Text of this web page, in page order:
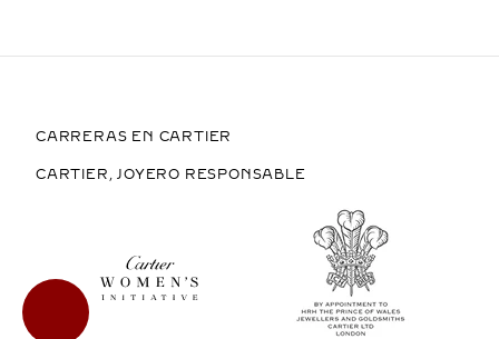
CARRERAS EN CARTIER
CARTIER, JOYERO RESPONSABLE